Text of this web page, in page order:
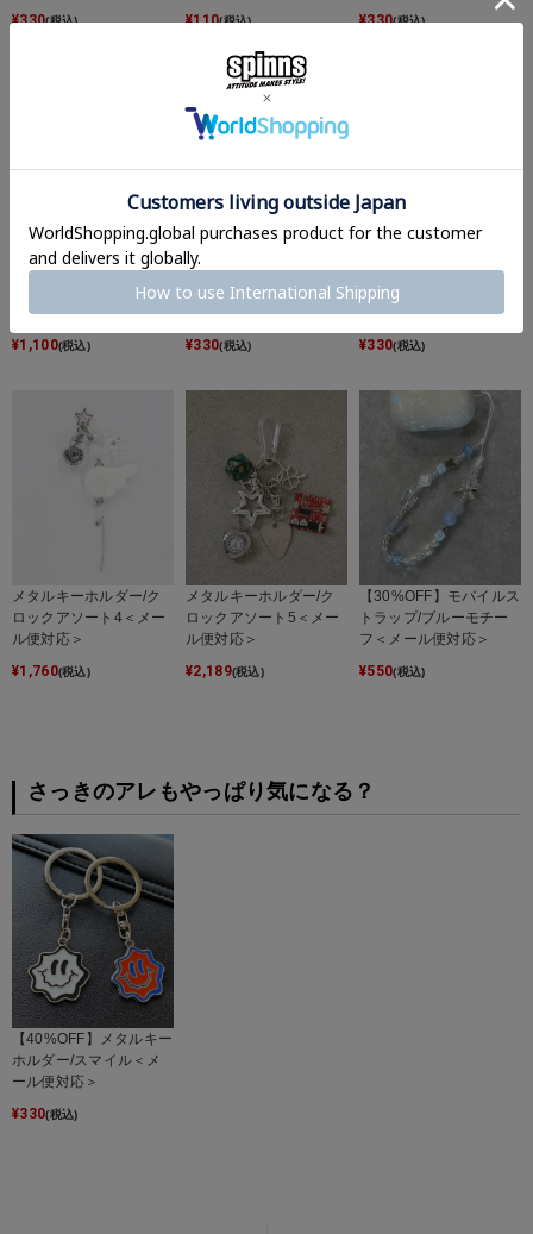
¥330(税込) ¥110(税込) ¥330(税込)
【38%OFF】メタルキー
ホルダー/クロックスタ
ー＜メール便対応＞
¥1,100(税込)
【63%OFF】メタルクリ
ップ/ビッグバタフライ
＜メール便対応＞
¥330(税込)
【40%OFF】ミニキーホ
ルダー/ポニー＜メール
便対応＞
¥330(税込)
メタルキーホルダー/ク
ロックアソート4＜メー
ル便対応＞
¥1,760(税込)
メタルキーホルダー/ク
ロックアソート5＜メー
ル便対応＞
¥2,189(税込)
【30%OFF】モバイルス
トラップ/ブルーモチー
フ＜メール便対応＞
¥550(税込)
さっきのアレもやっぱり気になる？
【40%OFF】メタルキー
ホルダー/スマイル＜メ
ール便対応＞
¥330(税込)